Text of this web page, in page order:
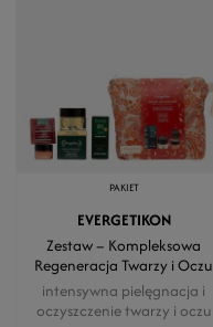
PAKIET
EVERGETIKON
Zestaw – Kompleksowa
Regeneracja Twarzy i Oczu
intensywna pielęgnacja i
oczyszczenie twarzy i oczu